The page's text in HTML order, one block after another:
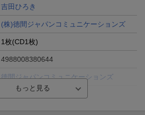
吉田ひろき
(株)徳間ジャパンコミュニケーションズ
1枚(CD1枚)
4988008380644
徳間ジャパンコミュニケーションズ